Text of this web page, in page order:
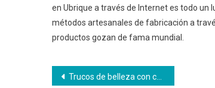
en Ubrique a través de Internet es todo un
métodos artesanales de fabricación a
productos gozan de fama mundial.
Navegación
Trucos de belleza con cosmética reve